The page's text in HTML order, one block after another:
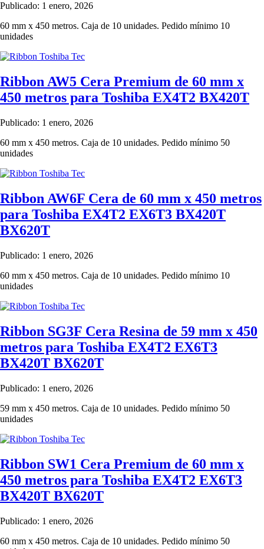
Publicado: 1 enero, 2026
60 mm x 450 metros. Caja de 10 unidades. Pedido mínimo 10
unidades
Ribbon AW5 Cera Premium de 60 mm x
450 metros para Toshiba EX4T2 BX420T
Publicado: 1 enero, 2026
60 mm x 450 metros. Caja de 10 unidades. Pedido mínimo 50
unidades
Ribbon AW6F Cera de 60 mm x 450 metros
para Toshiba EX4T2 EX6T3 BX420T
BX620T
Publicado: 1 enero, 2026
60 mm x 450 metros. Caja de 10 unidades. Pedido mínimo 10
unidades
Ribbon SG3F Cera Resina de 59 mm x 450
metros para Toshiba EX4T2 EX6T3
BX420T BX620T
Publicado: 1 enero, 2026
59 mm x 450 metros. Caja de 10 unidades. Pedido mínimo 50
unidades
Ribbon SW1 Cera Premium de 60 mm x
450 metros para Toshiba EX4T2 EX6T3
BX420T BX620T
Publicado: 1 enero, 2026
60 mm x 450 metros. Caja de 10 unidades. Pedido mínimo 50